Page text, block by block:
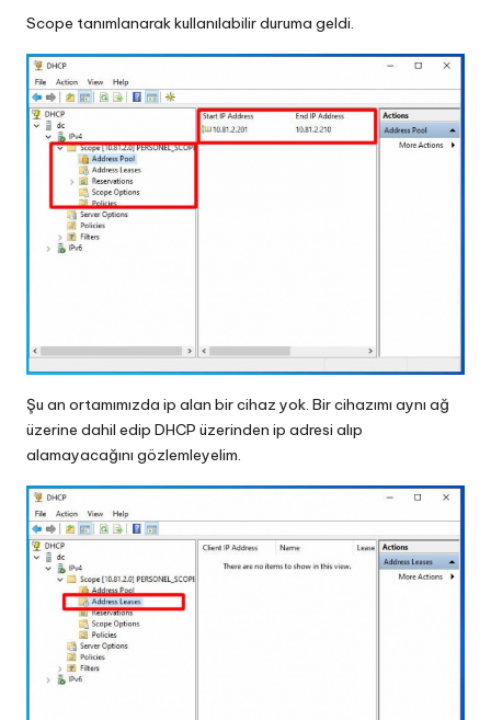
Scope tanımlanarak kullanılabilir duruma geldi.
Şu an ortamımızda ip alan bir cihaz yok. Bir cihazımı aynı ağ
üzerine dahil edip DHCP üzerinden ip adresi alıp
alamayacağını gözlemleyelim.